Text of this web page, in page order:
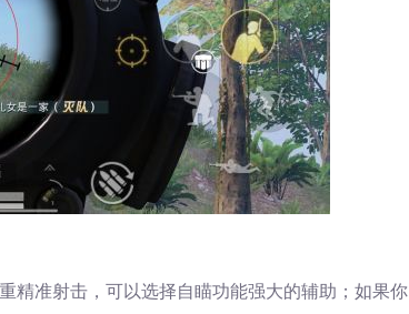
精准射击，可以选择自瞄功能强大的辅助；如果你